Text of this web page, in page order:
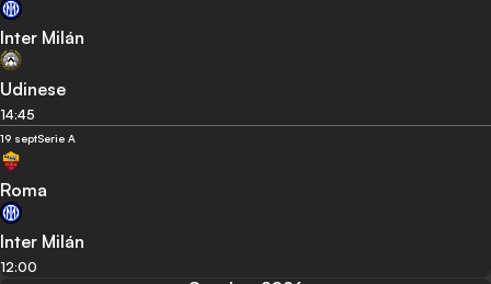
Inter Milán
Udinese
14:45
19 septSerie A
Roma
Inter Milán
12:00